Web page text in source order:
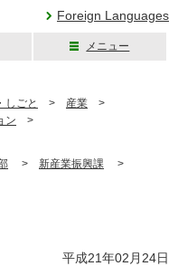
Foreign Languages
メニュー
しごと > 産業 >
ン >
> 新産業振興課 >
平成21年02月24日